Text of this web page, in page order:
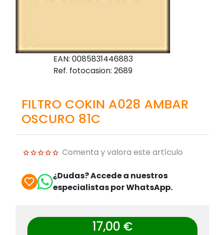
EAN: 0085831446883
Ref. fotocasion: 2689
FILTRO COKIN A028 AMBAR
OSCURO 81C
Comenta y valora este artículo
¿Dudas? Accede a nuestros
especialistas por WhatsApp.
17,00 €